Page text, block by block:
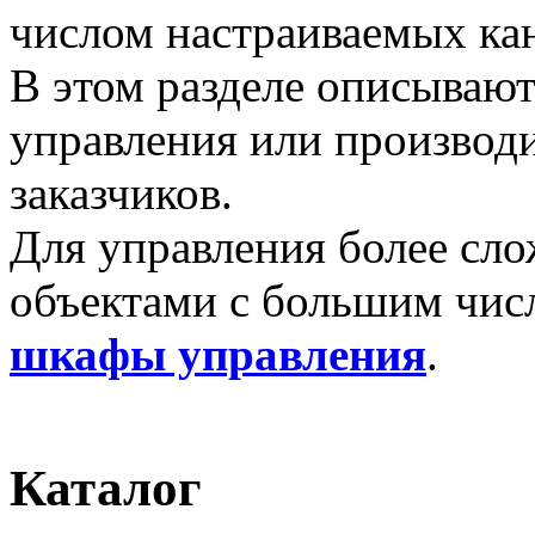
числом настраиваемых
В этом разделе
управления или
заказчиков.
Для управления более
объектами с большим
шкафы управления.
Каталог